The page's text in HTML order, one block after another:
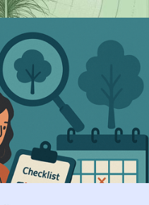
EUDR vorbereitet
neue branchenweite
um die
der Wälder weltweit zu
werden wichtige neue
die Rückverfolgbarkeit
der von ihr